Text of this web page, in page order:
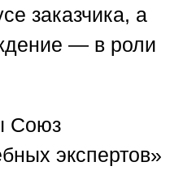
заказчика, а
— в роли
Союз
экспертов»